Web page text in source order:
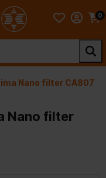
0
Nano filter CA807
Nano filter